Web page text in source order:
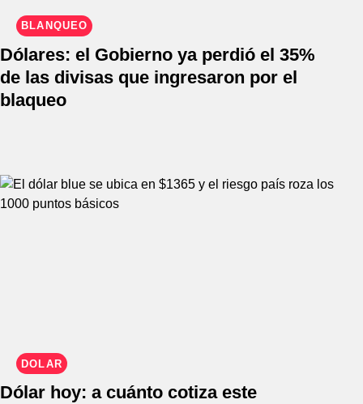
BLANQUEO
Dólares: el Gobierno ya perdió el 35%
de las divisas que ingresaron por el
blaqueo
DÓLAR
Dólar hoy: a cuánto cotiza este